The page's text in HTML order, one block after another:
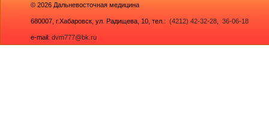
© 2026 Дальневосточная медицина
680007, г.Хабаровск, ул. Радищева, 10 , тел.: (4212) 42-32-28 36-06-18
e-mail: dvm777@bk.ru